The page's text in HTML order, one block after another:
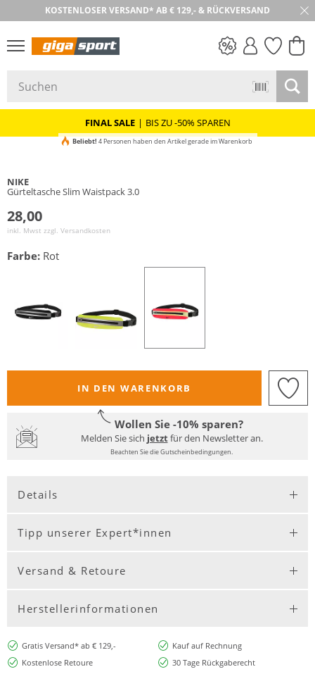
KOSTENLOSER VERSAND* AB € 129,- & RÜCKVERSAND
30 TAGE RÜCKGABE
FINAL SALE | BIS ZU -50% SPAREN
Beliebt! 4 Personen haben den Artikel gerade im Warenkorb
NIKE
Gürteltasche Slim Waistpack 3.0
28,00
inkl. Mwst zzgl. Versandkosten
Farbe: Rot
IN DEN WARENKORB
Wollen Sie -10% sparen?
Melden Sie sich jetztfür den Newsletter an.
Beachten Sie die Gutscheinbedingungen.
Details
Tipp unserer Expert*innen
Versand & Retoure
Herstellerinformationen
Gratis Versand* ab € 129,-
Kauf auf Rechnung
Kostenlose Retoure
30 Tage Rückgaberecht